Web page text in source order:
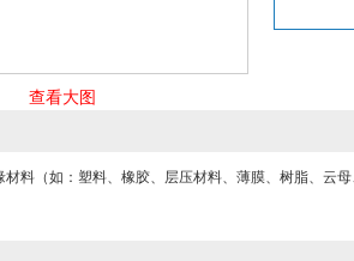
查看大图
材料（如：塑料、橡胶、层压材料、薄膜、树脂、云